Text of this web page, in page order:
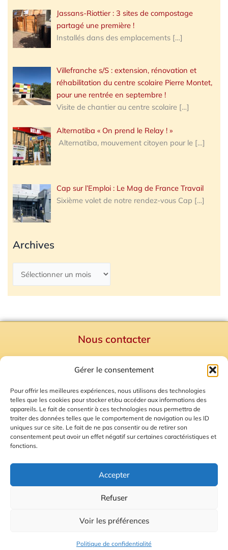
Gérer le consentement
Pour offrir les meilleures expériences, nous utilisons des technologies
telles que les cookies pour stocker et/ou accéder aux informations des
appareils. Le fait de consentir à ces technologies nous permettra de
traiter des données telles que le comportement de navigation ou les ID
uniques sur ce site. Le fait de ne pas consentir ou de retirer son
consentement peut avoir un effet négatif sur certaines caractéristiques et
fonctions.
Accepter
Refuser
Voir les préférences
Politique de confidentialité
Jassans-Riottier : 3 sites de compostage
partagé une première !
Installés dans des emplacements […]
Villefranche s/S : extension, rénovation et
réhabilitation du centre scolaire Pierre Montet,
pour une rentrée en septembre !
Visite de chantier au centre scolaire […]
Alternatiba « On prend le Relay ! »
Alternatiba, mouvement citoyen pour le […]
Cap sur l’Emploi : Le Mag de France Travail
Sixième volet de notre rendez-vous Cap […]
Archives
Nous contacter
Mentions Légales
Plan du site
Gestion des Cookies
© 2026 Radio Calade